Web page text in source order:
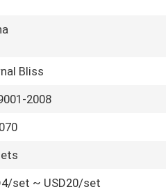
Bliss
2008
set ~ USD20/set